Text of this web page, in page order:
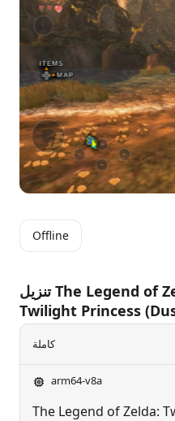
صورة اللعبة الأصلية مثبتة
مما يوفر عليك متاعب البحث
عن ملفات ISO أو التعامل مع التكوينات المعقدة: فقط قم
والمشوقة لليك وميتدا
مباشرة على هاتفك الذكي!
Offline
تنزيل ​The Legend of Zelda:
Twilight Princess
كاملة
arm64-v8a